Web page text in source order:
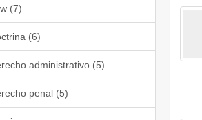
(7)
(6)
administrativo (5)
penal (5)